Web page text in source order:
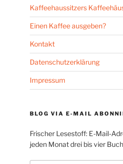
Kaffeehaussitzers
Einen Kaffee ausgeben?
Kontakt
Datenschutzerklärung
Impressum
BLOG VIA E-MAIL
Frischer Lesestoff: E-Mail-
jeden Monat drei bis vier